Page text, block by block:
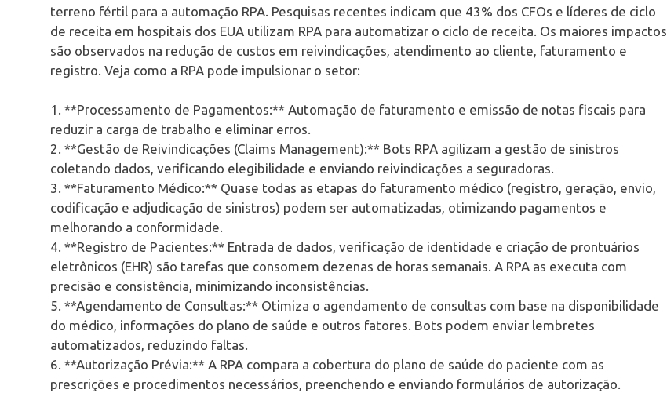
terreno fértil para a automação RPA. Pesquisas recentes indicam que 43% dos CFOs e líderes de ciclo
de receita em hospitais dos EUA utilizam RPA para automatizar o ciclo de receita. Os maiores impactos
são observados na redução de custos em reivindicações, atendimento ao cliente, faturamento e
registro. Veja como a RPA pode impulsionar o setor:
1. **Processamento de Pagamentos:** Automação de faturamento e emissão de notas fiscais para
reduzir a carga de trabalho e eliminar erros.
2. **Gestão de Reivindicações (Claims Management):** Bots RPA agilizam a gestão de sinistros
coletando dados, verificando elegibilidade e enviando reivindicações a seguradoras.
3. **Faturamento Médico:** Quase todas as etapas do faturamento médico (registro, geração, envio,
codificação e adjudicação de sinistros) podem ser automatizadas, otimizando pagamentos e
melhorando a conformidade.
4. **Registro de Pacientes:** Entrada de dados, verificação de identidade e criação de prontuários
eletrônicos (EHR) são tarefas que consomem dezenas de horas semanais. A RPA as executa com
precisão e consistência, minimizando inconsistências.
5. **Agendamento de Consultas:** Otimiza o agendamento de consultas com base na disponibilidade
do médico, informações do plano de saúde e outros fatores. Bots podem enviar lembretes
automatizados, reduzindo faltas.
6. **Autorização Prévia:** A RPA compara a cobertura do plano de saúde do paciente com as
prescrições e procedimentos necessários, preenchendo e enviando formulários de autorização.